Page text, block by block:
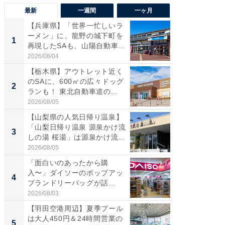
最新 一週間 一ヶ月
1
【兵庫県】「世界一忙しいラ
ーメン」に、龍野の城下町を
再現したSAも。山陽自動車
道...
2026/08/04
2
【栃木県】アウトレット近く
のSAに、600㎡の広々ドッグ
ランも！ 東北自動車道の...
2026/08/05
3
【山梨県の人気日帰り温泉】
「山梨日帰り温泉 源泉かけ流
しの湯 桜湯」は源泉かけ流...
2026/08/05
4
「面白いのあったから購
入〜」ダイソーのポップアッ
プランドリーバッグが話
題。“さま...
2026/08/03
【羽田空港周辺】夏季プール
は大人450円＆24時間営業の